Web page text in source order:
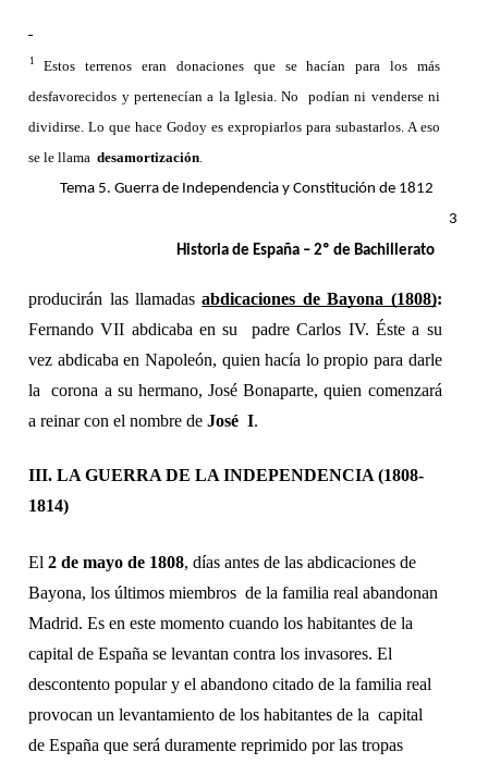
1 Estos terrenos eran donaciones que se hacían para los más
desfavorecidos y pertenecían a la Iglesia. No  podían ni venderse ni
dividirse. Lo que hace Godoy es expropiarlos para subastarlos. A eso
se le llama desamortización.
Tema 5. Guerra de Independencia y Constitución de 1812
3
Historia de España – 2º de Bachillerato
producirán las llamadas abdicaciones de Bayona (1808)
Fernando VII abdicaba en su  padre Carlos IV. Éste a su
vez abdicaba en Napoleón, quien hacía lo propio para darle
la  corona a su hermano, José Bonaparte, quien comenzará
a reinar con el nombre de José  I.
III. LA GUERRA DE LA INDEPENDENCIA (1808-
1814)
El 2 de mayo de 1808, días antes de las abdicaciones de
Bayona, los últimos miembros  de la familia real abandonan
Madrid. Es en este momento cuando los habitantes de la
capital de España se levantan contra los invasores. El
descontento popular y el abandono citado de la familia real
provocan un levantamiento de los habitantes de la  capital
de España que será duramente reprimido por las tropas